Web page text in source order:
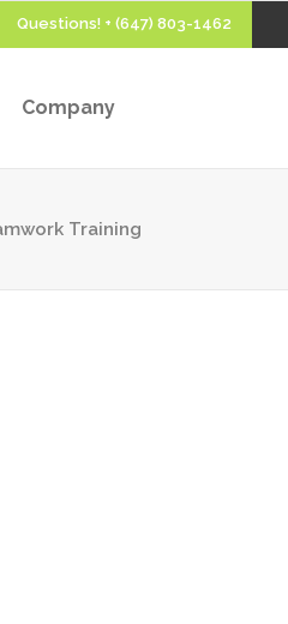
Questions! + (647) 803-1462
Company
Training